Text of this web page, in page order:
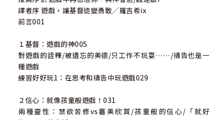
譯者序 遊戲，讓基督徒變勇敢╱羅吉希ix
前言001
１基督：遊戲的神005
對遊戲的詮釋/被遺忘的美德/只工作不玩耍……/禱告也是一
種遊戲
練習好好玩1：在思考和禱告中玩遊戲029
２信心：就像孩童般遊戲！031
兩種靈性：禁欲苦修vs審美欣賞/孩童般的信心/「就好